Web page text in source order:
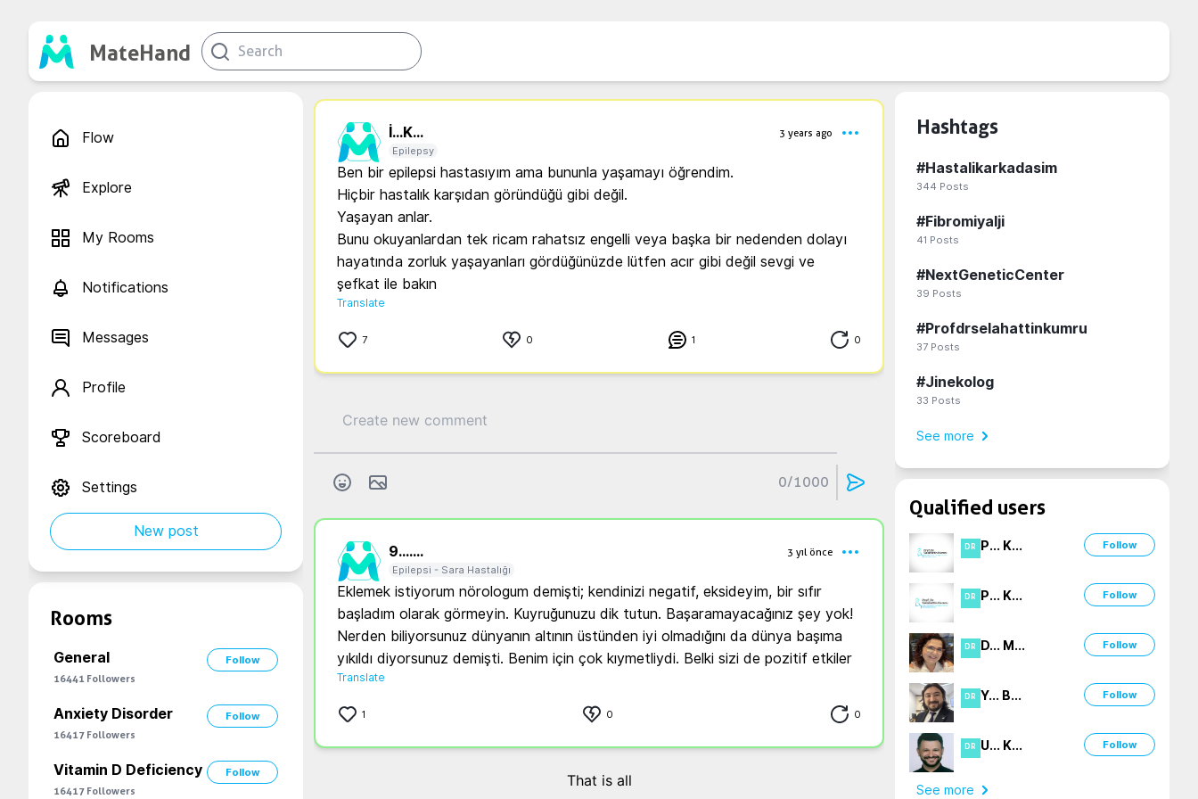
MateHand
Flow
Explore
My Rooms
Notifications
Messages
Profile
Scoreboard
Settings
New post
Rooms
General
Follow
16441 Followers
Anxiety Disorder
Follow
16417 Followers
Vitamin D Deficiency
Follow
16417 Followers
İ...K...
3 years ago
Epilepsy
Ben bir epilepsi hastasıyım ama bununla yaşamayı öğrendim.
Hiçbir hastalık karşıdan göründüğü gibi değil.
Yaşayan anlar.
Bunu okuyanlardan tek ricam rahatsız engelli veya başka bir nedenden dolayı
hayatında zorluk yaşayanları gördüğünüzde lütfen acır gibi değil sevgi ve
şefkat ile bakın
Translate
7 0 1 0
0/1000
9.......
3 yıl önce
Epilepsi - Sara Hastalığı
Eklemek istiyorum nörologum demişti; kendinizi negatif, eksideyim, bir sıfır
başladım olarak görmeyin. Kuyruğunuzu dik tutun. Başaramayacağınız şey yok!
Nerden biliyorsunuz dünyanın altının üstünden iyi olmadığını da dünya başıma
yıkıldı diyorsunuz demişti. Benim için çok kıymetliydi. Belki sizi de pozitif etkiler
Translate
1 0 0
That is all
Hashtags
#Hastalikarkadasim
344 Posts
#Fibromiyalji
41 Posts
#NextGeneticCenter
39 Posts
#Profdrselahattinkumru
37 Posts
#Jinekolog
33 Posts
See more
Qualified users
DR P... K... Follow
DR P... K... Follow
DR D... M... Follow
DR Y... B... Follow
DR U... K... Follow
See more